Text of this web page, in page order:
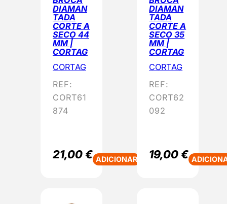
DIAMAN
TADA
CORTE A
SECO 44
MM |
CORTAG
CORTAG
REF:
CORT61
874
21,00€ ADICIONAR
DIAMAN
TADA
CORTE A
SECO 35
MM |
CORTAG
CORTAG
REF:
CORT62
092
19,00€